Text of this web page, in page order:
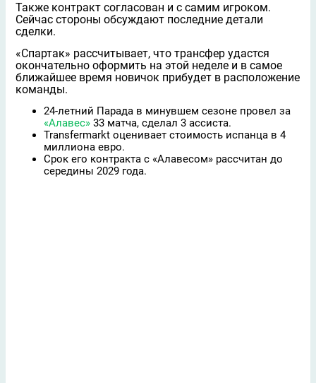
Также контракт согласован и с самим игроком.
Сейчас стороны обсуждают последние детали
сделки.
«Спартак» рассчитывает, что трансфер удастся
окончательно оформить на этой неделе и в самое
ближайшее время новичок прибудет в расположение
команды.
24-летний Парада в минувшем сезоне провел за
«Алавес» 33 матча, сделал 3 ассиста.
Transfermarkt оценивает стоимость испанца в 4
миллиона евро.
Срок его контракта с «Алавесом» рассчитан до
середины 2029 года.